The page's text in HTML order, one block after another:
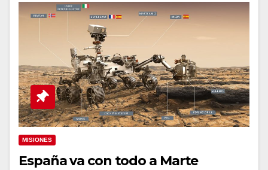
MISIONES
España va con todo a Marte